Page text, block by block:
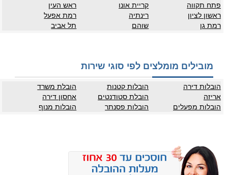
פתח תקווה
קריית אונו
ראש העין
ראשון לציון
רינתיה
רמת אפעל
רמת גן
שוהם תל אביב
מובילים מומלצים לפי סוגי שירות
הובלות דירה הובלות קטנות
הובלת משרד
אריזה
הובלת סטודנטים
אחסון דירה
הובלות מפעלים
הובלות פסנתר הובלות מנוף